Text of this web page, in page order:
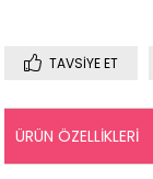
TAVSIYE ET
ÜRÜN ÖZELLIKLERI